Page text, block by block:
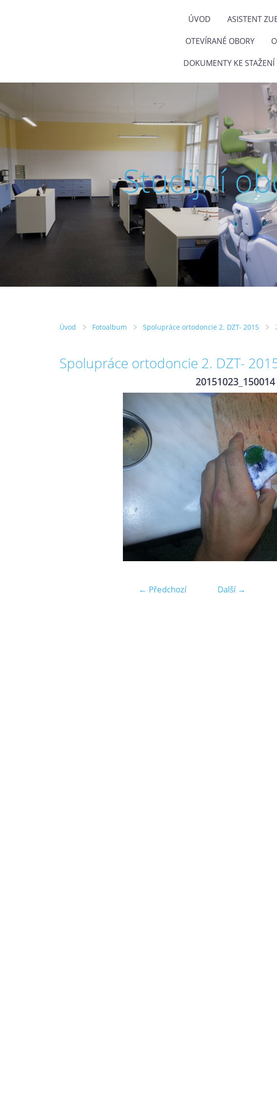
ÚVOD ASISTENT
OTEVÍRANÉ OBORY
DOKUMENTY KE STAŽENÍ
Studijní
Úvod Fotoalbum Spolupráce ortodoncie 2. DZT- 2015
Spolupráce ortodoncie 2. DZT-
20151023_150014
← Předchozí Další →